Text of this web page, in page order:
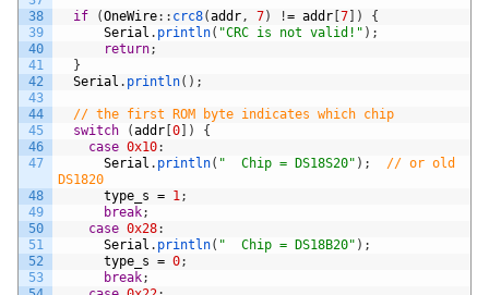
38
39
40
41
42
43
44
45
46
47
48
49
50
51
52
53
if (OneWire: : crc8(addr, 7) != addr 7 )
{
Serial . println( "CRC is not valid!" ) ;
return;
}
Serial . println( ) ;
// the first ROM byte indicates which chip
switch
(addr 0 )
{
case 0x10:
Serial . println( "  Chip = DS18S20" ) ;
// or old
DS1820
type_s = 1;
break;
case 0x28:
Serial . println( "  Chip = DS18B20" ) ;
type_s = 0;
break;